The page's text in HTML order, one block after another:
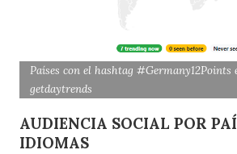
Países con el hashtag
getdaytrends
AUDIENCIA SOCIAL POR
IDIOMAS